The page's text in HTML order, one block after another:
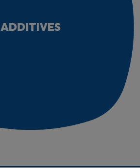
ADDITIVES